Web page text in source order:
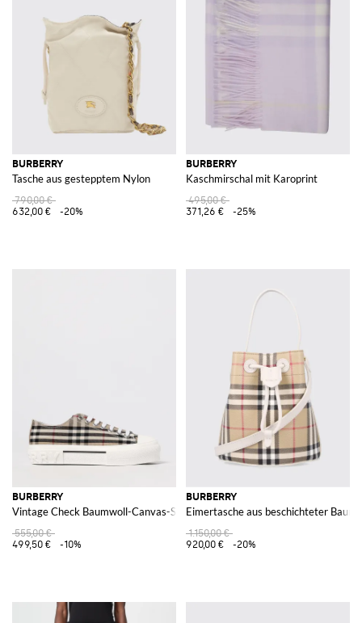
BURBERRY
Tasche aus gestepptem Nylon
790,00 €
632,00 €
-20%
BURBERRY
Kaschmirschal mit Karoprint
495,00 €
371,26 €
-25%
BURBERRY
Vintage Check Baumwoll-Canvas-Sneakers
555,00 €
499,50 €
-10%
BURBERRY
Eimertasche aus beschichteter
1.150,00 €
920,00 €
-20%